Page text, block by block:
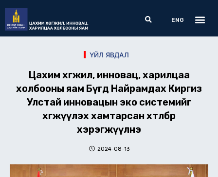
content
Search
ENG
ҮЙЛ ЯВДАЛ
Цахим хөгжил, инновац, харилцаа
холбооны яам Бүгд Найрамдах Киргиз
Улстай инновацын эко системийг
хөгжүүлэх хамтарсан хөтөлбөр
хэрэгжүүлнэ
2024-08-13